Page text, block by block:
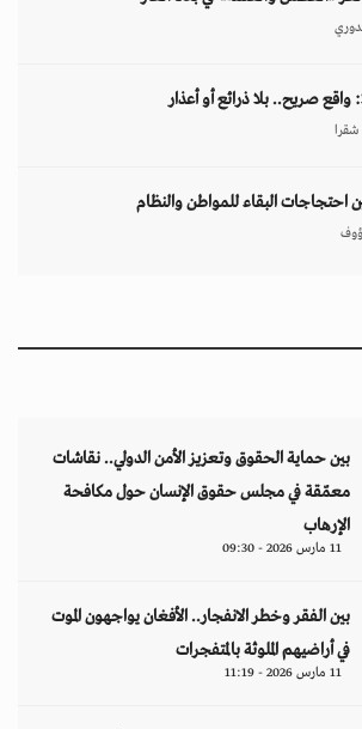
واقع صريح.. بلا ذرائع أو أعذار
احتجاجات البقاء للمواطن والنظام
بين حماية الحقوق وتعزيز الأمن الدولي.. نقاشات
معمّقة في مجلس حقوق الإنسان حول مكافحة
الإرهاب
11 مارس 2026 - 09:30
بين الفقر وخطر الانفجار.. الأفغان يواجهون الموت
في أراضيهم الملوثة بالمتفجرات
11 مارس 2026 - 11:19